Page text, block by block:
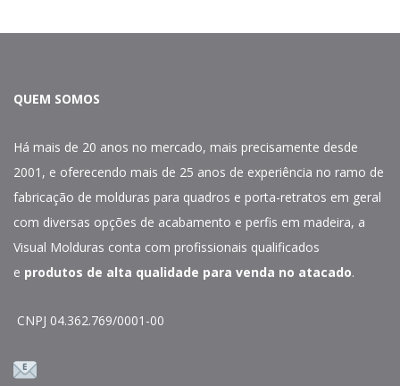
QUEM SOMOS
Há mais de 20 anos no mercado, mais precisamente desde
2001, e oferecendo mais de 25 anos de experiência no ramo de
fabricação de molduras para quadros e porta-retratos em geral
com diversas opções de acabamento e perfis em madeira, a
Visual Molduras conta com profissionais qualificados
e produtos de alta qualidade para venda no atacado.
CNPJ 04.362.769/0001-00